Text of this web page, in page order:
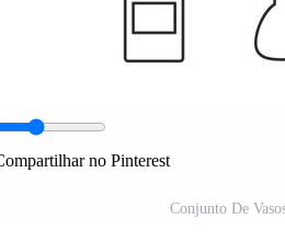
no Pinterest
Conjunto De